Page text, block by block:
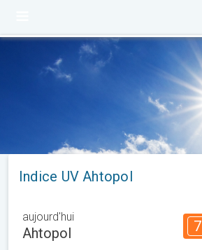
Indice UV Ahtopol
aujourd'hui
Ahtopol 7